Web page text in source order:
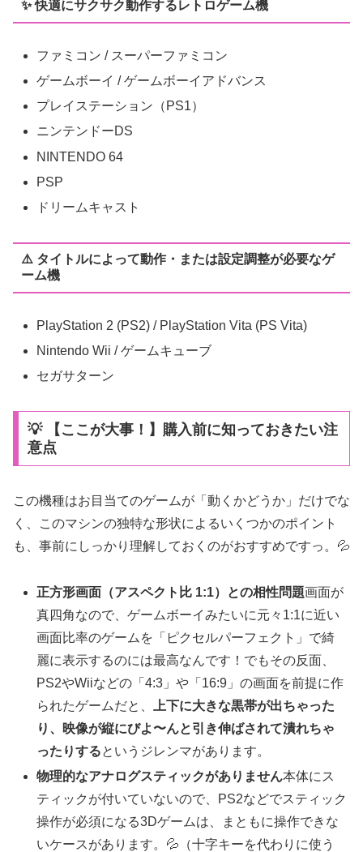
✨ 快適にサクサク動作するレトロゲーム機
ファミコン / スーパーファミコン
ゲームボーイ / ゲームボーイアドバンス
プレイステーション（PS1）
ニンテンドーDS
NINTENDO 64
PSP
ドリームキャスト
⚠️ タイトルによって動作・または設定調整が必要なゲ
ーム機
PlayStation 2 (PS2) / PlayStation Vita (PS Vita)
Nintendo Wii / ゲームキューブ
セガサターン
💡 【ここが大事！】購入前に知っておきたい注
意点
この機種はお目当てのゲームが「動くかどうか」だけでな
く、このマシンの独特な形状によるいくつかのポイント
も、事前にしっかり理解しておくのがおすすめですっ。💦
正方形画面（アスペクト比 1:1）との相性問題画面が
真四角なので、ゲームボーイみたいに元々1:1に近い
画面比率のゲームを「ピクセルパーフェクト」で綺
麗に表示するのには最高なんです！でもその反面、
PS2やWiiなどの「4:3」や「16:9」の画面を前提に作
られたゲームだと、
上下に大きな黒帯が出ちゃった
り、映像が縦にびよ〜んと引き伸ばされて潰れちゃ
ったりするというジレンマがあります。
物理的なアナログスティックがありません本体にス
ティックが付いていないので、PS2などでスティック
操作が必須になる3Dゲームは、まともに操作できな
いケースがあります。💦（十字キーを代わりに使う